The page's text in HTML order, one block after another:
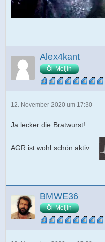
Alex4kant
Öl-Meijin
12. November 2020 um 17:30
Ja lecker die Bratwurst!
AGR ist wohl schön aktiv ...
BMWE36
Öl-Meijin